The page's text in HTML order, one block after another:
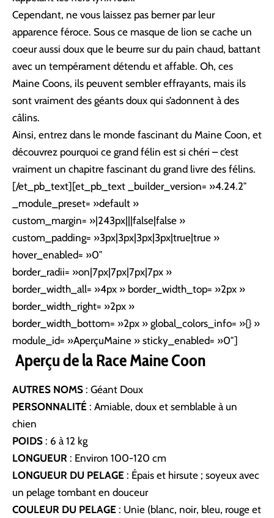
Cependant, ne vous laissez pas berner par leur
apparence féroce. Sous ce masque de lion se cache un
coeur aussi doux que le beurre sur du pain chaud, battant
avec un tempérament détendu et affable. Oh, ces
Maine Coons, ils peuvent sembler effrayants, mais ils
sont vraiment des géants doux qui s’adonnent à des
câlins.
Ainsi, entrez dans le monde fascinant du Maine Coon, et
découvrez pourquoi ce grand félin est si chéri – c’est
vraiment un chapitre fascinant du grand livre des félins.
[/et_pb_text][et_pb_text _builder_version= »4.24.2″
_module_preset= »default »
custom_margin= »|243px|||false|false »
custom_padding= »3px|3px|3px|3px|true|true »
hover_enabled= »0″
border_radii= »on|7px|7px|7px|7px »
border_width_all= »4px » border_width_top= »2px »
border_width_right= »2px »
border_width_bottom= »2px » global_colors_info= »{} »
module_id= »AperçuMaine » sticky_enabled= »0″]
Aperçu de la Race Maine Coon
AUTRES NOMS : Géant Doux
PERSONNALITÉ : Amiable, doux et semblable à un
chien
POIDS : 6 à 12 kg
LONGUEUR : Environ 100-120 cm
LONGUEUR DU PELAGE : Épais et hirsute ; soyeux avec
un pelage tombant en douceur
COULEUR DU PELAGE : Unie (blanc, noir, bleu, rouge et